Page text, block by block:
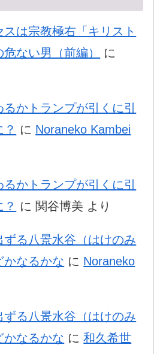
スは宗教極右「キリスト
ない男（前編）
に
かトランプが引くに引
に Noraneko Kambei
かトランプが引くに引
に 関谷博美 より
る八景水谷（はけのみ
かなるかな に Noraneko
る八景水谷（はけのみ
かなるかな に和久希世